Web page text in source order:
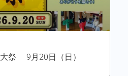
祭 9月20日（日）